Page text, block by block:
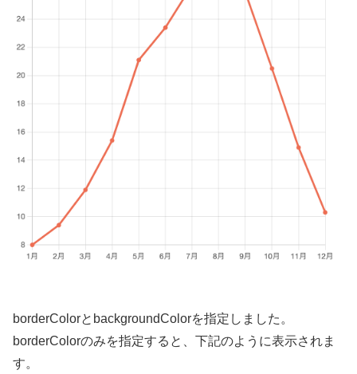
borderColorとbackgroundColorを指定しました。
borderColorのみを指定すると、下記のように表示されま
す。